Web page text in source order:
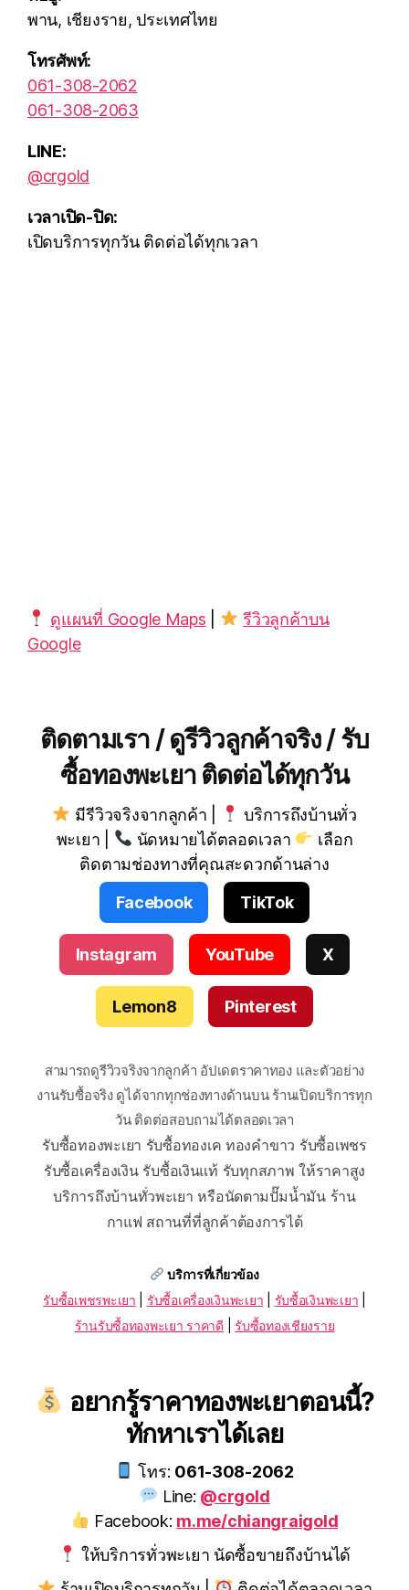
พาน, เชียงราย, ประเทศไทย
โทรศัพท์:
061-308-2062
061-308-2063
LINE:
@crgold
เวลาเปิด-ปิด:
เปิดบริการทุกวัน ติดต่อได้ทุกเวลา
ดูแผนที่ Google Maps
รีวิวลูกค้าบน
Google
ติดตามเรา / ดูรีวิวลูกค้าจริง / รับ
ซื้อทองพะเยา ติดต่อได้ทุกวัน
มีรีวิวจริงจากลูกค้า |
บริการถึงบ้านทั่ว
พะเยา |
นัดหมายได้ตลอดเวลา
เลือก
ติดตามช่องทางที่คุณสะดวกด้านล่าง
Facebook
TikTok
Instagram YouTube X
Lemon8 Pinterest
สามารถดูรีวิวจริงจากลูกค้า อัปเดตราคาทอง และตัวอย่าง
งานรับซื้อจริง ดูได้จากทุกช่องทางด้านบน ร้านเปิดบริการทุก
วัน ติดต่อสอบถามได้ตลอดเวลา
รับซื้อทองพะเยา รับซื้อทองเค ทองคำขาว รับซื้อเพชร
รับซื้อเครื่องเงิน รับซื้อเงินแท้ รับทุกสภาพ ให้ราคาสูง
บริการถึงบ้านทั่วพะเยา หรือนัดตามปั๊มน้ำมัน ร้าน
กาแฟ สถานที่ที่ลูกค้าต้องการได้
บริการที่เกี่ยวข้อง
รับซื้อเพชรพะเยา
รับซื้อเครื่องเงินพะเยา รับซื้อเงินพะเยา
ร้านรับซื้อทองพะเยา ราคาดี
รับซื้อทองเชียงราย
อยากรู้ราคาทองพะเยาตอนนี้?
ทักหาเราได้เลย
โทร: 061-308-2062
Line: @crgold
Facebook: m.me/chiangraigold
ให้บริการทั่วพะเยา นัดซื้อขายถึงบ้านได้